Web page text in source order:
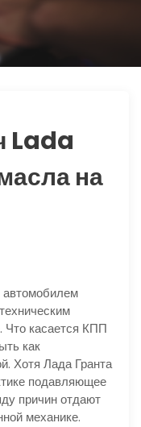
Lada
на
автомобилем
Что касается КПП
как
Хотя Лада Гранта
подавляющее
причин отдают
механике.